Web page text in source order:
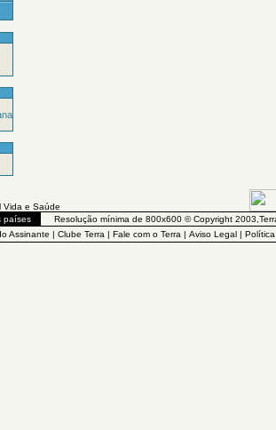
Vida e Saúde
países
Resolução mínima de 800x600 © Copyright
Assinante | Clube Terra | Fale com o Terra | Aviso Legal |